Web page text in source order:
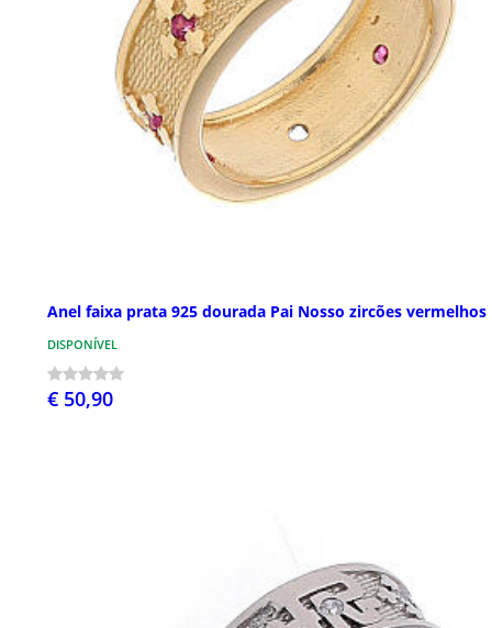
Anel faixa prata 925 dourada Pai Nosso zircões vermelhos
DISPONÍVEL
€ 50,90